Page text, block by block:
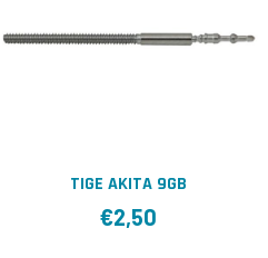
TIGE AKITA 9GB
€2,50